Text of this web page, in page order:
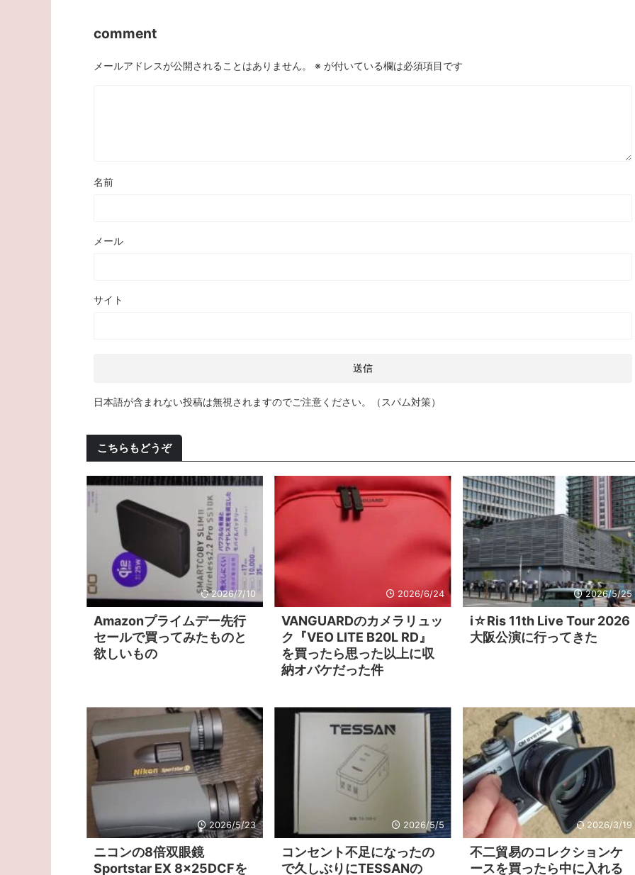
comment
メールアドレスが公開されることはありません。 ※ が付いている欄は必須項目です
名前
メール
サイト
日本語が含まれない投稿は無視されますのでご注意ください。（スパム対策）
こちらもどうぞ
2026/7/10
Amazonプライムデー先行
セールで買ってみたものと
欲しいもの
2026/6/24
VANGUARDのカメラリュッ
ク『VEO LITE B20L RD』
を買ったら思った以上に収
納オバケだった件
2026/5/25
i☆Ris 11th Live Tour 2026
大阪公演に行ってきた
2026/5/23
ニコンの8倍双眼鏡
Sportstar EX 8x25DCFを
2026/5/5
コンセント不足になったの
で久しぶりにTESSANの
2026/3/19
不二貿易のコレクションケ
ースを買ったら中に入れる